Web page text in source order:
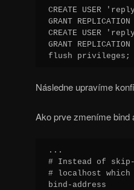
CREATE USER
GRANT
CREATE USER
GRANT
flush privileges;
Následne upravíme
Ako prve zmeníme bind
...
# Instead of
# localhost
bind-address